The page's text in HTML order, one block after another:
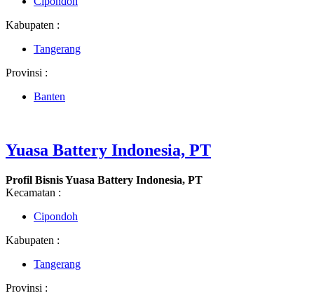
Kabupaten :
Tangerang
Provinsi :
Banten
Yuasa Battery Indonesia, PT
Profil Bisnis Yuasa Battery Indonesia, PT
Kecamatan :
Cipondoh
Kabupaten :
Tangerang
Provinsi :